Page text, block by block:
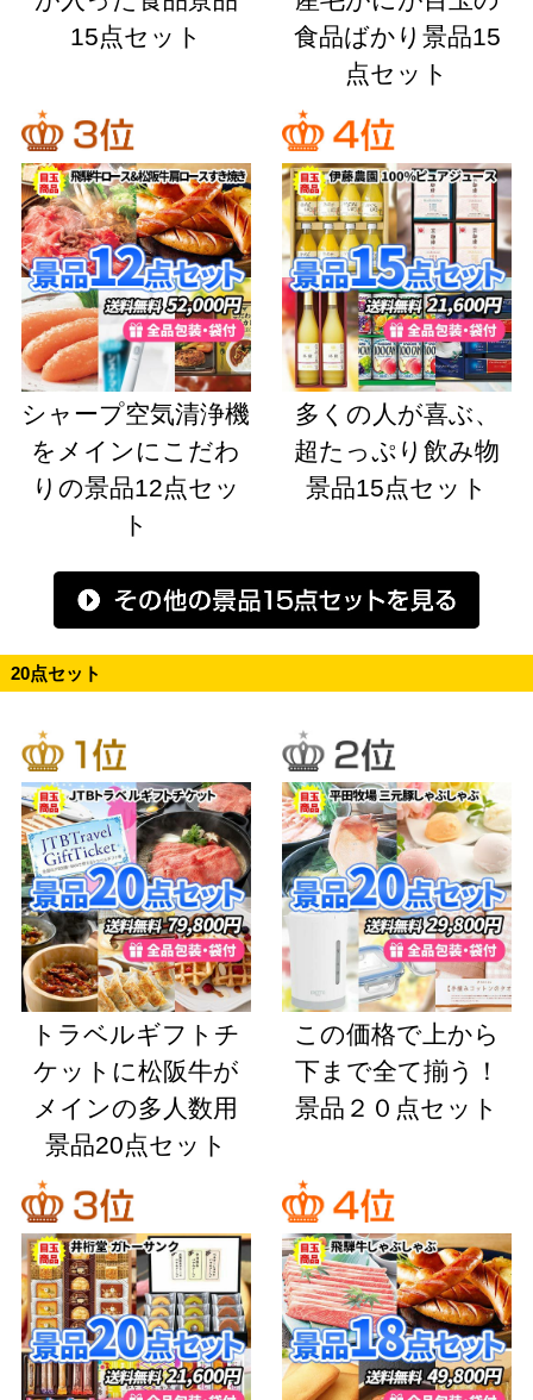
15点セット
食品ばかり景品15
点セット
シャープ空気清浄機
をメインにこだわ
りの景品12点セッ
ト
多くの人が喜ぶ、
超たっぷり飲み物
景品15点セット
20点セット
トラベルギフトチ
ケットに松阪牛が
メインの多人数用
景品20点セット
この価格で上から
下まで全て揃う！
景品２０点セット